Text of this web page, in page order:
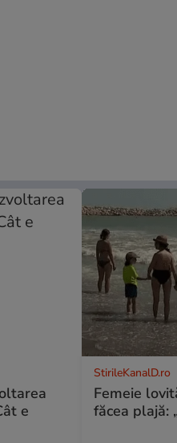
e
StirileKanalD.ro
Femeie
făcea plajă: